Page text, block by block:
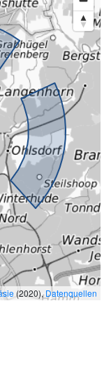
(2020),Datenquellen